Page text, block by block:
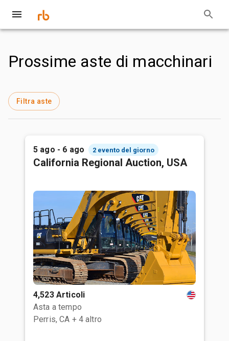
Prossime aste di macchinari
Filtra aste
5 ago - 6 ago 2 evento del giorno
California Regional Auction, USA
4,523 Articoli
Asta a tempo
Perris, CA + 4 altro